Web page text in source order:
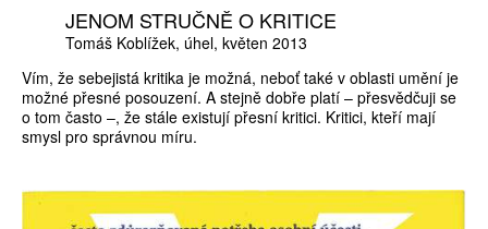
JENOM STRUČNĚ O KRITICE
Tomáš Koblížek úhel květen 2013
Vím, že sebejistá kritika je možná, neboť také v oblasti umění je
možné přesné posou­zení. A stejně dobře platí – přesvědčuji se
o tom často –, že stále existují přesní kritici. Kritici, kteří mají
smysl pro správnou míru.